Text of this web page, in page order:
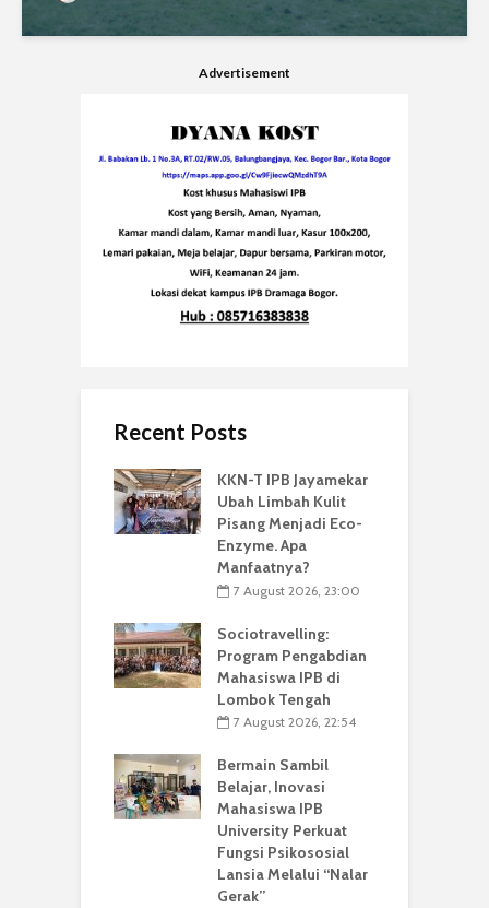
Advertisement
Recent Posts
KKN-T IPB Jayamekar
Ubah Limbah Kulit
Pisang Menjadi Eco-
Enzyme. Apa
Manfaatnya?
7 August 2026, 23:00
Sociotravelling:
Program Pengabdian
Mahasiswa IPB di
Lombok Tengah
7 August 2026, 22:54
Bermain Sambil
Belajar, Inovasi
Mahasiswa IPB
University Perkuat
Fungsi Psikososial
Lansia Melalui “Nalar
Gerak”